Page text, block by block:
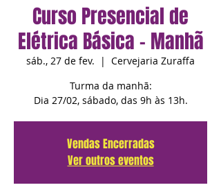
Curso Presencial de
Elétrica Básica - Manhã
sáb., 27 de fev.
  |
Cervejaria Zuraffa
Turma da manhã:
Dia 27/02, sábado, das 9h às 13h.
Vendas Encerradas
Ver outros eventos